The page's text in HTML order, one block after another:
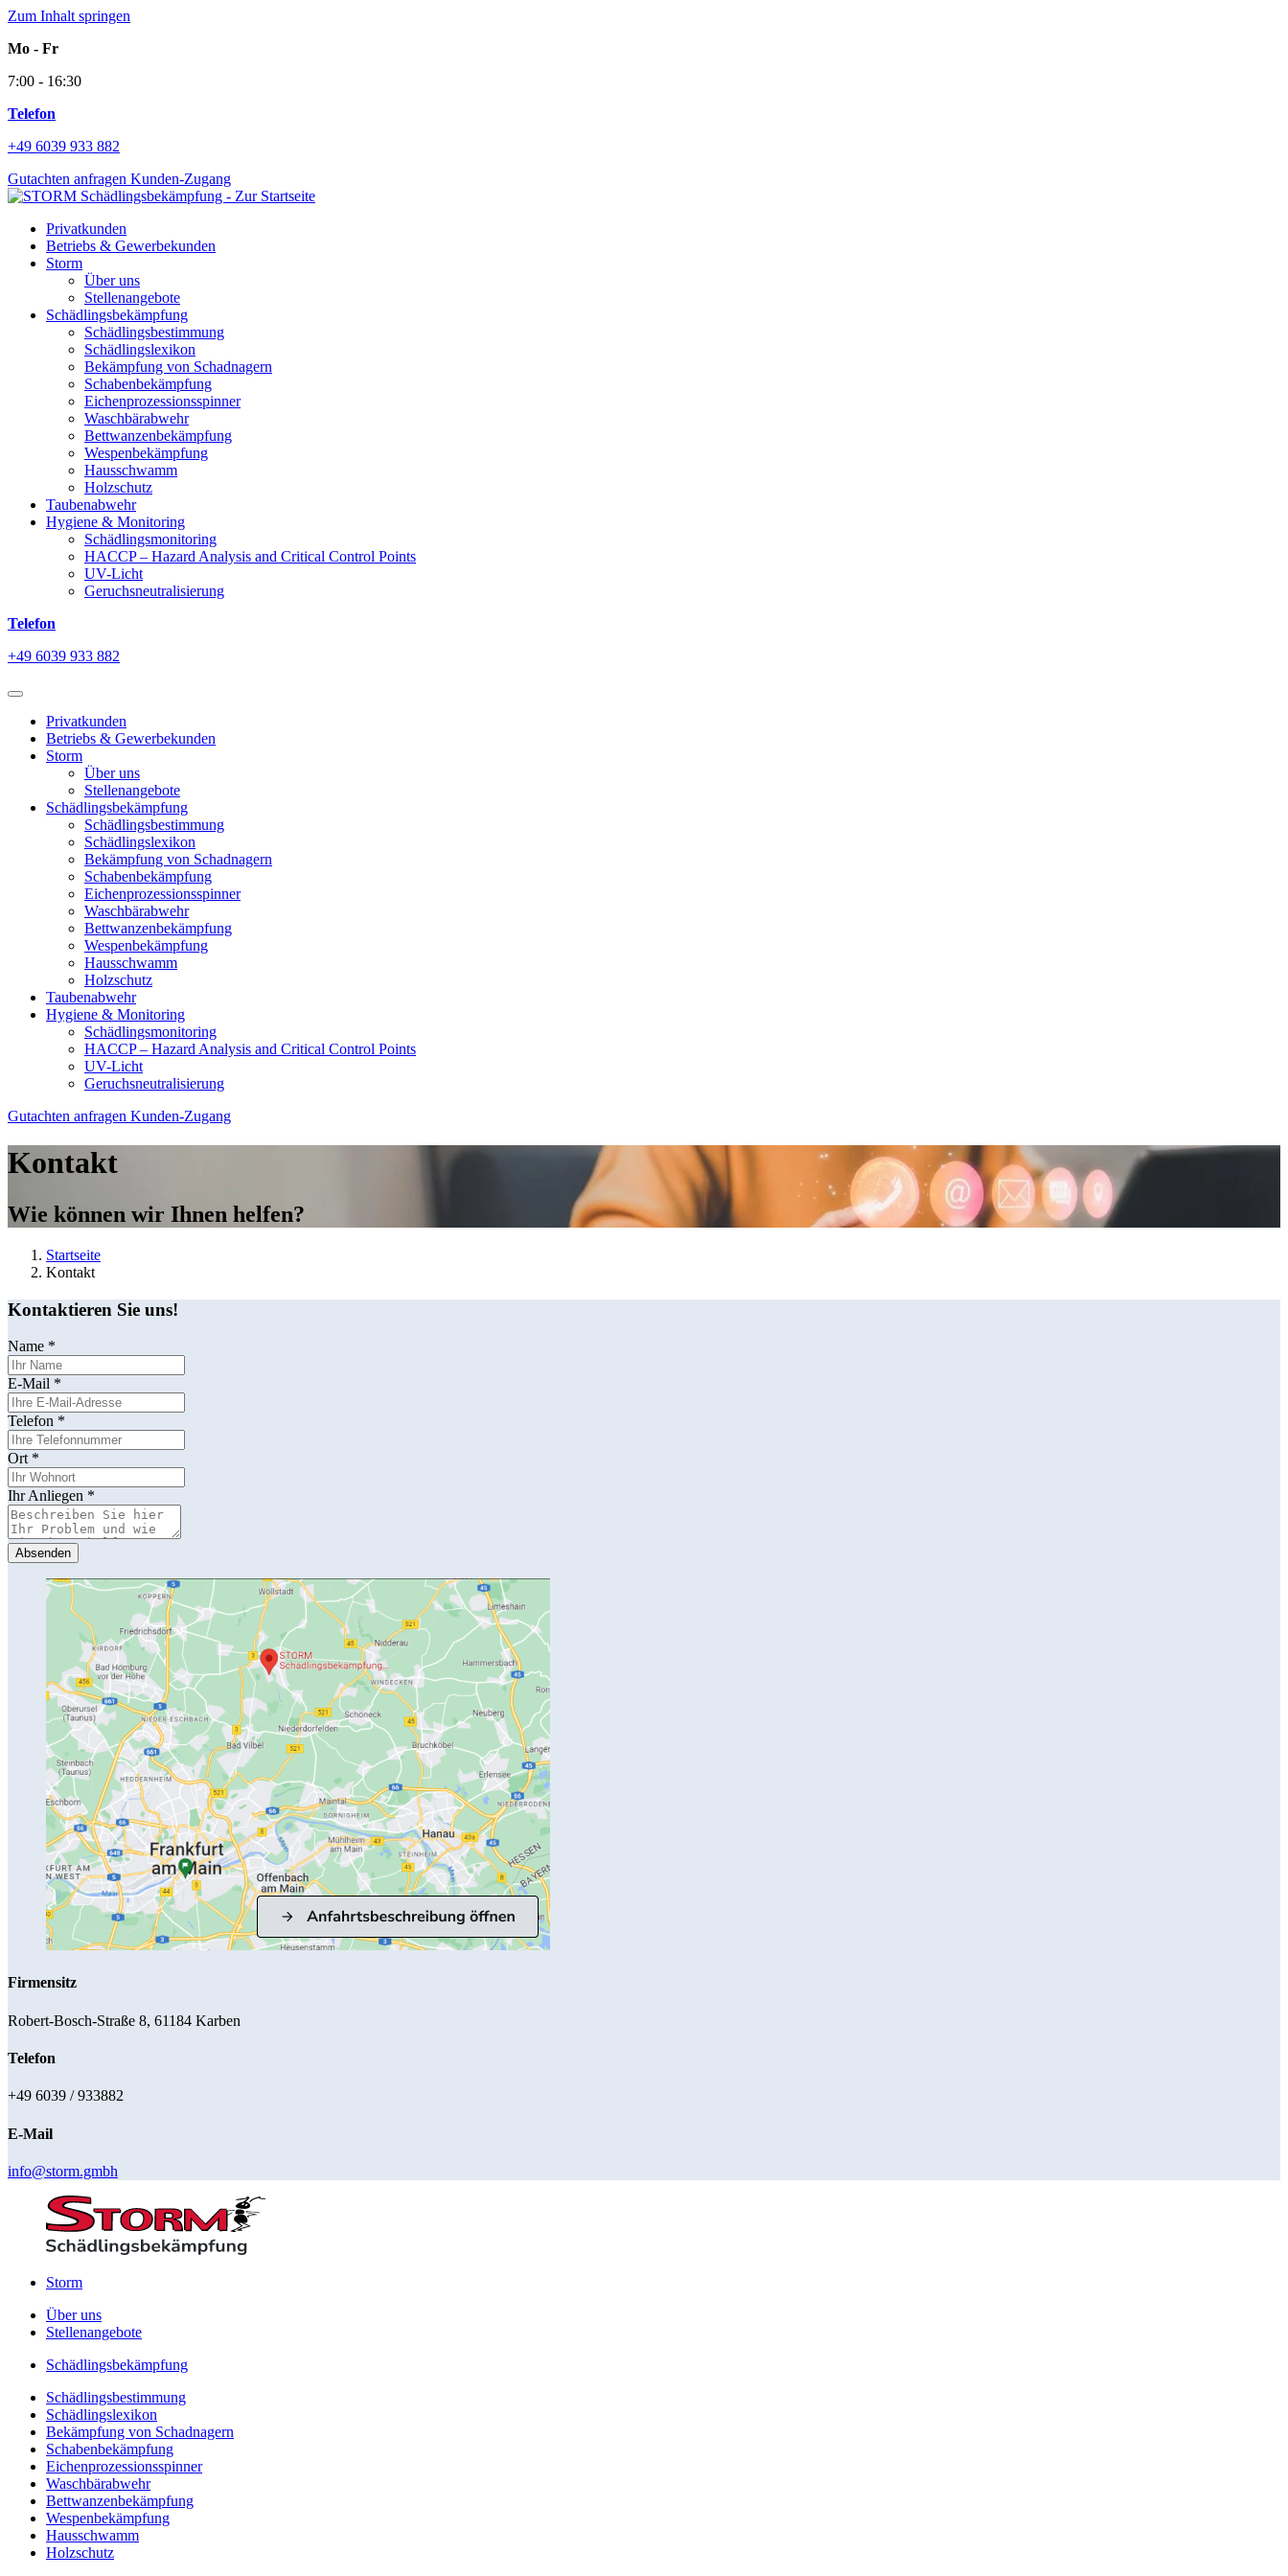
Zum Inhalt springen
Mo - Fr
7:00 - 16:30
Telefon
+49 6039 933 882
Gutachten anfragen Kunden-Zugang
Privatkunden
Betriebs & Gewerbekunden
Storm
Über uns
Stellenangebote
Schädlingsbekämpfung
Schädlingsbestimmung
Schädlingslexikon
Bekämpfung von Schadnagern
Schabenbekämpfung
Eichenprozessionsspinner
Waschbärabwehr
Bettwanzenbekämpfung
Wespenbekämpfung
Hausschwamm
Holzschutz
Taubenabwehr
Hygiene & Monitoring
Schädlingsmonitoring
HACCP – Hazard Analysis and Critical Control Points
UV-Licht
Geruchsneutralisierung
Telefon
+49 6039 933 882
Privatkunden
Betriebs & Gewerbekunden
Storm
Über uns
Stellenangebote
Schädlingsbekämpfung
Schädlingsbestimmung
Schädlingslexikon
Bekämpfung von Schadnagern
Schabenbekämpfung
Eichenprozessionsspinner
Waschbärabwehr
Bettwanzenbekämpfung
Wespenbekämpfung
Hausschwamm
Holzschutz
Taubenabwehr
Hygiene & Monitoring
Schädlingsmonitoring
HACCP – Hazard Analysis and Critical Control Points
UV-Licht
Geruchsneutralisierung
Gutachten anfragen Kunden-Zugang
Kontakt
Wie können wir Ihnen helfen?
Startseite
Kontakt
Kontaktieren Sie uns!
Name *
E-Mail *
Telefon *
Ort *
Ihr Anliegen *
Absenden
Firmensitz
Robert-Bosch-Straße 8, 61184 Karben
Telefon
+49 6039 / 933882
E-Mail
info@storm.gmbh
Storm
Über uns
Stellenangebote
Schädlingsbekämpfung
Schädlingsbestimmung
Schädlingslexikon
Bekämpfung von Schadnagern
Schabenbekämpfung
Eichenprozessionsspinner
Waschbärabwehr
Bettwanzenbekämpfung
Wespenbekämpfung
Hausschwamm
Holzschutz